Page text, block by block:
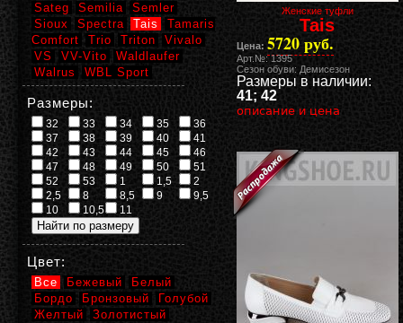
Женские туфли
Tais
Цена: 5720 руб.
Арт.№: 1395
Сезон обуви: Демисезон
Размеры в наличии:
41; 42
описание и цена
Sateg
Semilia
Semler
Sioux
Spectra Tais
Tamaris
Comfort
Trio Triton
Vivalo
VS
VV-Vito
Waldlaufer
Walrus
WBL Sport
Размеры:
32 33 34 35
36
37
38 39 40
41
42
43 44 45
46
47
48 49 50
51
52
53 1 1,5
2
2,5
8 8,5 9
9,5
10
10,5 11
Цвет:
Все Бежевый
Белый
Бордо
Бронзовый
Голубой
Желтый
Золотистый